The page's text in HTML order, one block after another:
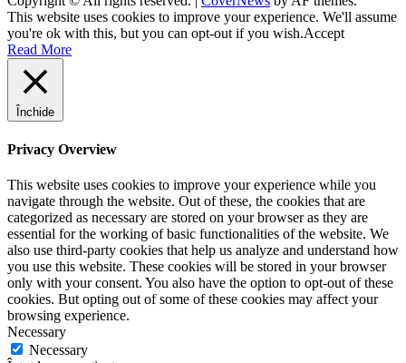
This website uses cookies to improve your experience. We'll assume
you're ok with this, but you can opt-out if you wish.Accept
Read More
Închide
Privacy Overview
This website uses cookies to improve your experience while you
navigate through the website. Out of these, the cookies that are
categorized as necessary are stored on your browser as they are
essential for the working of basic functionalities of the website. We
also use third-party cookies that help us analyze and understand how
you use this website. These cookies will be stored in your browser
only with your consent. You also have the option to opt-out of these
cookies. But opting out of some of these cookies may affect your
browsing experience.
Necessary
Necessary